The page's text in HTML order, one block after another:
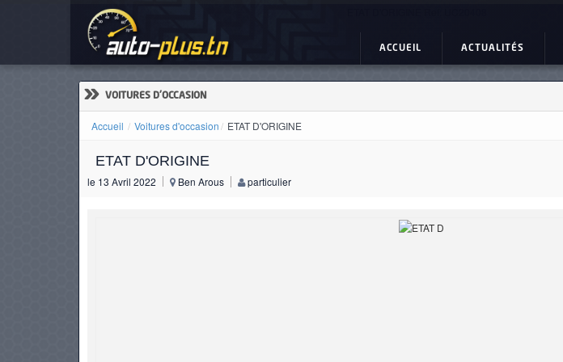
ACCUEIL ACTUALITÉS
» VOITURES D'OCCASION
Accueil Voitures d'occasion ETAT D'ORIGINE
ETAT D'ORIGINE
le 13 Avril 2022 Ben Arous particulier
ACTUALITÉS